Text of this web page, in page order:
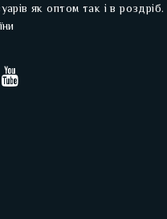
як оптом так і в